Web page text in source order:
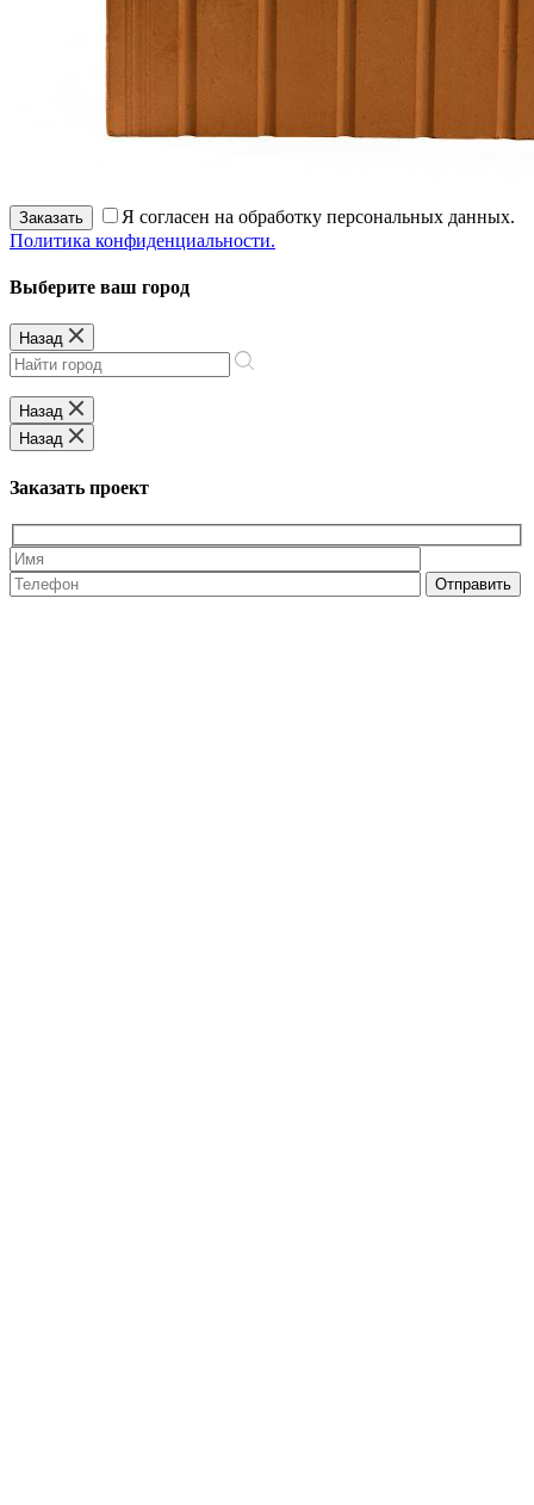
Заказать
Я согласен на обработку персональных данных.
Политика конфиденциальности.
Выберите ваш город
Назад
Назад
Назад
Заказать проект